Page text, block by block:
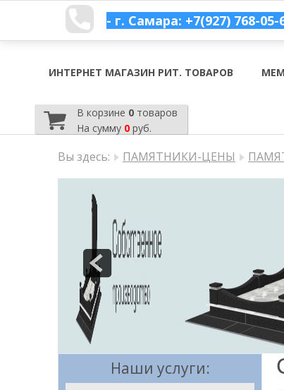
- г. Самара: +7(927) 768-05-
ИНТЕРНЕТ МАГАЗИН РИТ. ТОВАРОВ
В корзине 0товаров
На сумму 0руб.
Вы здесь: ПАМЯТНИКИ-ЦЕНЫ
Наши услуги: